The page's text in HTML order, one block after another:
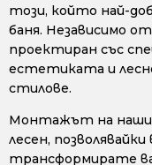
този, който най-
баня. Независимо
проектиран със
естетиката и
стилове.
Монтажът на
лесен,
трансформирате